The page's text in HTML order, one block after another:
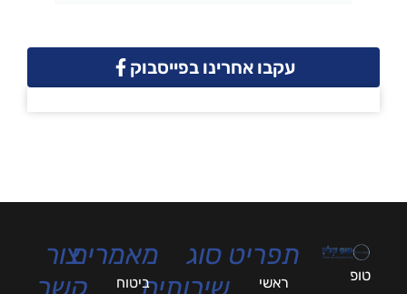
עקבו אחרינו בפייסבוק
טופ
תפריט
ראשי
סוג
מאמרים
ביטוח
צור